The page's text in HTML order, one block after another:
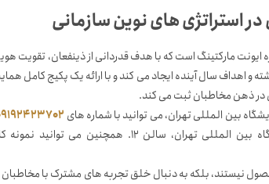
استراتژی های نوین سازمانی
ایونت مارکتینگ است که با هدف قدردانی از ذینفعان، تقویت
و اهداف سال آینده ایجاد می کند و با ارائه یک پکیج کامل
در ذهن مخاطبان ثبت می کند.
بین المللی تهران، می توانید با شماره های
نمونه کارهای ما را در صفحه اینستاگرام به آدرس
نیستند، بلکه به دنبال خلق تجربه های مشترک با